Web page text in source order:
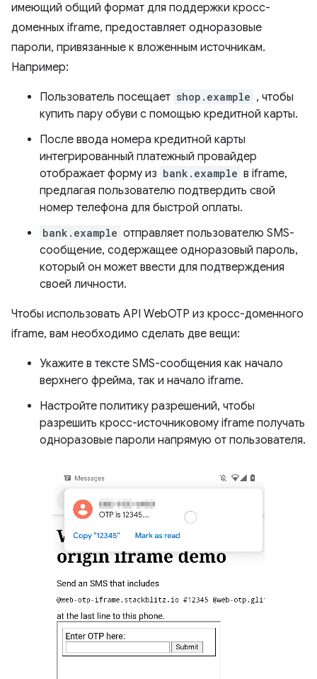
имеющий общий формат для поддержки кросс-
доменных iframe, предоставляет одноразовые
пароли, привязанные к вложенным источникам.
Например:
Пользователь посещает shop.example , чтобы
купить пару обуви с помощью кредитной карты.
После ввода номера кредитной карты
интегрированный платежный провайдер
отображает форму из bank.example в iframe,
предлагая пользователю подтвердить свой
номер телефона для быстрой оплаты.
bank.example отправляет пользователю SMS-
сообщение, содержащее одноразовый пароль,
который он может ввести для подтверждения
своей личности.
Чтобы использовать API WebOTP из кросс-доменного
iframe, вам необходимо сделать две вещи:
Укажите в тексте SMS-сообщения как начало
верхнего фрейма, так и начало iframe.
Настройте политику разрешений, чтобы
разрешить кросс-источниковому iframe получать
одноразовые пароли напрямую от пользователя.